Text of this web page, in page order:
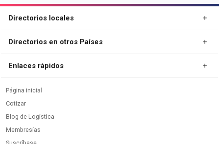
Directorios locales
Directorios en otros Países
Enlaces rápidos
Página inicial
Cotizar
Blog de Logística
Membresías